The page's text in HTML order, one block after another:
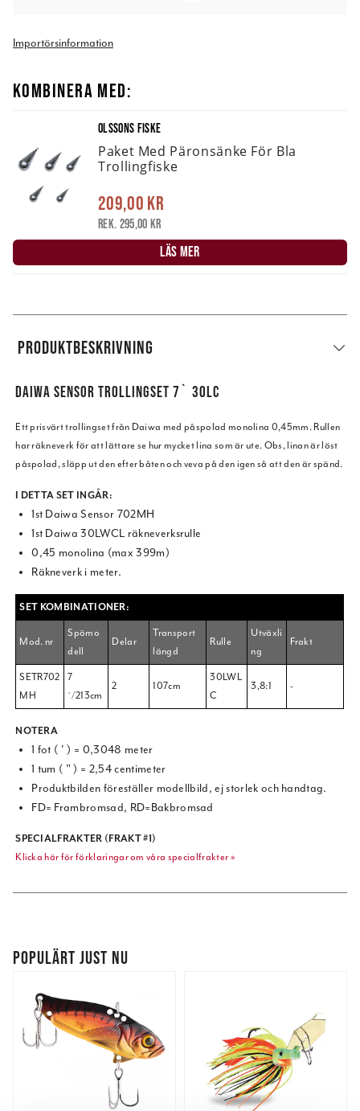
Importörsinformation
KOMBINERA MED:
OLSSONS FISKE
Paket Med Päronsänke För Bla
Trollingfiske
209,00 kr
Rek. 295,00 kr
LÄS MER
PRODUKTBESKRIVNING
DAIWA SENSOR TROLLINGSET 7` 30LC
Ett prisvärt trollingset från Daiwa med påspolad monolina 0,45mm. Rullen
har räkneverk för att lättare se hur mycket lina som är ute. Obs, linan är löst
påspolad, släpp ut den efter båten och veva på den igen så att den är spänd.
I DETTA SET INGÅR:
1st Daiwa Sensor 702MH
1st Daiwa 30LWCL räkneverksrulle
0,45 monolina (max 399m)
Räkneverk i meter.
SET KOMBINATIONER:
Mod. nr
Spömo
dell
Delar
Transport
längd
Rulle
Utväxli
ng
Frakt
SETR702
MH
7
´/213cm
2 107cm
30LWL
C
3,8:1 -
NOTERA
1 fot ( ' ) = 0,3048 meter
1 tum ( " ) = 2,54 centimeter
Produktbilden föreställer modellbild, ej storlek och handtag.
FD= Frambromsad, RD=Bakbromsad
SPECIALFRAKTER (FRAKT #1)
Klicka här för förklaringar om våra specialfrakter »
POPULÄRT JUST NU